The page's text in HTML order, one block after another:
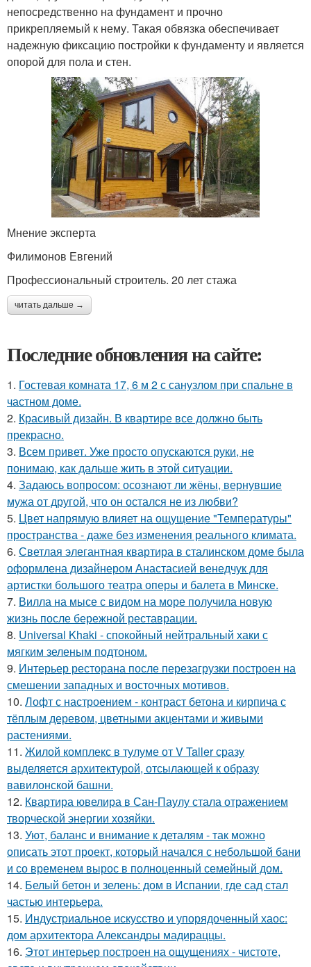
непосредственно на фундамент и прочно
прикрепляемый к нему. Такая обвязка обеспечивает
надежную фиксацию постройки к фундаменту и является
опорой для пола и стен.
Мнение эксперта
Филимонов Евгений
Профессиональный строитель. 20 лет стажа
читать дальше →
Последние обновления на сайте:
1. Гостевая комната 17, 6 м 2 с санузлом при спальне в
частном доме.
2. Красивый дизайн. В квартире все должно быть
прекрасно.
3. Всем привет. Уже просто опускаются руки, не
понимаю, как дальше жить в этой ситуации.
4. Задаюсь вопросом: осознают ли жёны, вернувшие
мужа от другой, что он остался не из любви?
5. Цвет напрямую влияет на ощущение "Температуры"
пространства - даже без изменения реального климата.
6. Светлая элегантная квартира в сталинском доме была
оформлена дизайнером Анастасией венедчук для
артистки большого театра оперы и балета в Минске.
7. Вилла на мысе с видом на море получила новую
жизнь после бережной реставрации.
8. Universal Khaki - спокойный нейтральный хаки с
мягким зеленым подтоном.
9. Интерьер ресторана после перезагрузки построен на
смешении западных и восточных мотивов.
10. Лофт с настроением - контраст бетона и кирпича с
тёплым деревом, цветными акцентами и живыми
растениями.
11. Жилой комплекс в тулуме от V Taller сразу
выделяется архитектурой, отсылающей к образу
вавилонской башни.
12. Квартира ювелира в Сан-Паулу стала отражением
творческой энергии хозяйки.
13. Уют, баланс и внимание к деталям - так можно
описать этот проект, который начался с небольшой бани
и со временем вырос в полноценный семейный дом.
14. Белый бетон и зелень: дом в Испании, где сад стал
частью интерьера.
15. Индустриальное искусство и упорядоченный хаос:
дом архитектора Александры мадираццы.
16. Этот интерьер построен на ощущениях - чистоте,